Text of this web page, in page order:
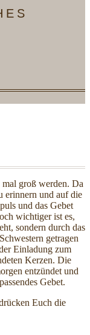
groß werden. Da
erinnern und auf die
und das Gebet
wichtiger ist es,
sondern durch das
getragen
Einladung zum
Kerzen. Die
entzündet und
Gebet.
Euch die